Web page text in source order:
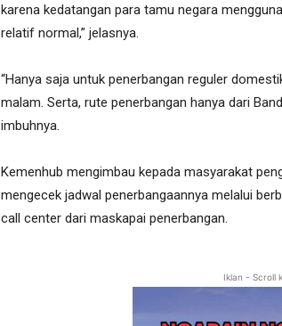
karena kedatangan para tamu negara
relatif normal,” jelasnya.
“Hanya saja untuk penerbangan reguler
malam. Serta, rute penerbangan hanya dari
imbuhnya.
Kemenhub mengimbau kepada masyarakat
mengecek jadwal penerbangaannya melalui
call center dari maskapai penerbangan.
Iklan - Scroll